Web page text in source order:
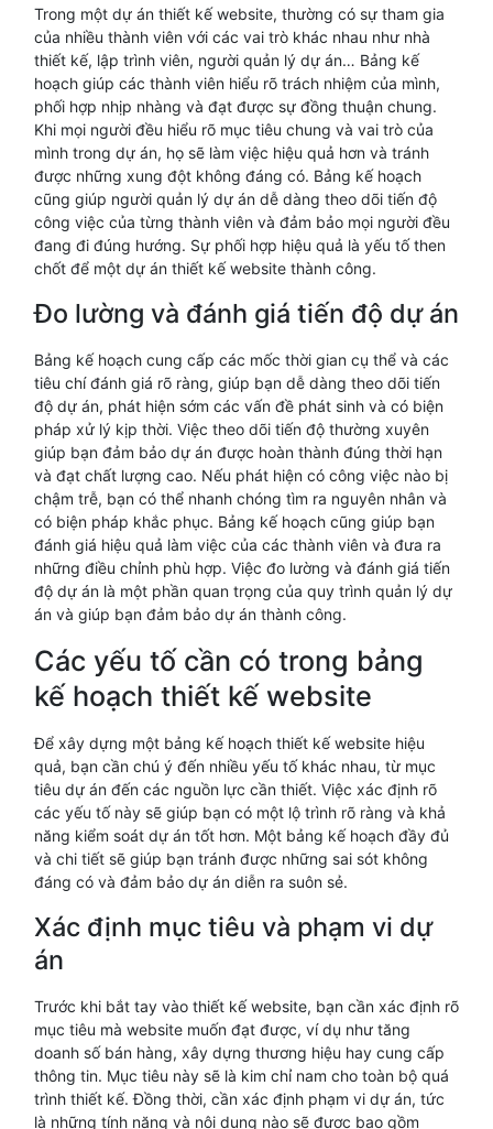
Trong một dự án thiết kế website, thường có sự tham gia
của nhiều thành viên với các vai trò khác nhau như nhà
thiết kế, lập trình viên, người quản lý dự án… Bảng kế
hoạch giúp các thành viên hiểu rõ trách nhiệm của mình,
phối hợp nhịp nhàng và đạt được sự đồng thuận chung.
Khi mọi người đều hiểu rõ mục tiêu chung và vai trò của
mình trong dự án, họ sẽ làm việc hiệu quả hơn và tránh
được những xung đột không đáng có. Bảng kế hoạch
cũng giúp người quản lý dự án dễ dàng theo dõi tiến độ
công việc của từng thành viên và đảm bảo mọi người đều
đang đi đúng hướng. Sự phối hợp hiệu quả là yếu tố then
chốt để một dự án thiết kế website thành công.
Đo lường và đánh giá tiến độ dự án
Bảng kế hoạch cung cấp các mốc thời gian cụ thể và các
tiêu chí đánh giá rõ ràng, giúp bạn dễ dàng theo dõi tiến
độ dự án, phát hiện sớm các vấn đề phát sinh và có biện
pháp xử lý kịp thời. Việc theo dõi tiến độ thường xuyên
giúp bạn đảm bảo dự án được hoàn thành đúng thời hạn
và đạt chất lượng cao. Nếu phát hiện có công việc nào bị
chậm trễ, bạn có thể nhanh chóng tìm ra nguyên nhân và
có biện pháp khắc phục. Bảng kế hoạch cũng giúp bạn
đánh giá hiệu quả làm việc của các thành viên và đưa ra
những điều chỉnh phù hợp. Việc đo lường và đánh giá tiến
độ dự án là một phần quan trọng của quy trình quản lý dự
án và giúp bạn đảm bảo dự án thành công.
Các yếu tố cần có trong bảng
kế hoạch thiết kế website
Để xây dựng một bảng kế hoạch thiết kế website hiệu
quả, bạn cần chú ý đến nhiều yếu tố khác nhau, từ mục
tiêu dự án đến các nguồn lực cần thiết. Việc xác định rõ
các yếu tố này sẽ giúp bạn có một lộ trình rõ ràng và khả
năng kiểm soát dự án tốt hơn. Một bảng kế hoạch đầy đủ
và chi tiết sẽ giúp bạn tránh được những sai sót không
đáng có và đảm bảo dự án diễn ra suôn sẻ.
Xác định mục tiêu và phạm vi dự
án
Trước khi bắt tay vào thiết kế website, bạn cần xác định rõ
mục tiêu mà website muốn đạt được, ví dụ như tăng
doanh số bán hàng, xây dựng thương hiệu hay cung cấp
thông tin. Mục tiêu này sẽ là kim chỉ nam cho toàn bộ quá
trình thiết kế. Đồng thời, cần xác định phạm vi dự án, tức
là những tính năng và nội dung nào sẽ được bao gồm